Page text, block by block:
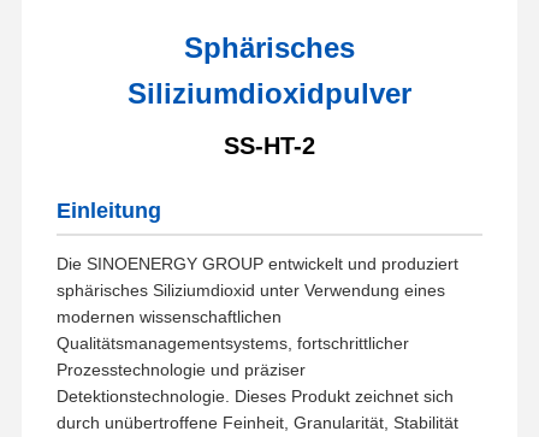
Sphärisches
Siliziumdioxidpulver
SS-HT-2
Einleitung
Die SINOENERGY GROUP entwickelt und produziert
sphärisches Siliziumdioxid unter Verwendung eines
modernen wissenschaftlichen
Qualitätsmanagementsystems, fortschrittlicher
Prozesstechnologie und präziser
Detektionstechnologie. Dieses Produkt zeichnet sich
durch unübertroffene Feinheit, Granularität, Stabilität